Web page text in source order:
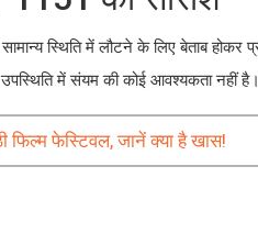
स्थिति में लौटने के लिए बेताब होकर
में संयम की कोई आवश्यकता नहीं है।
फिल्म फेस्टिवल, जानें क्या है खास!